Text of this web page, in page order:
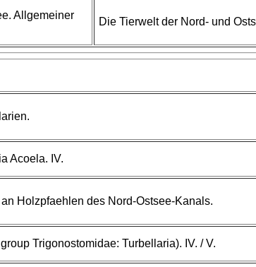
Allgemeiner
Die Tierwelt der Nord- und
Acoela. IV.
Holzpfaehlen des Nord-Ostsee-Kanals.
Trigonostomidae: Turbellaria). IV. / V.